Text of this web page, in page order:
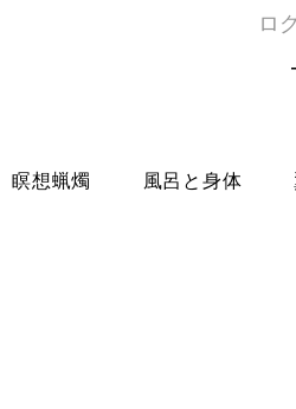
ロ
瞑想蝋燭 風呂と身体